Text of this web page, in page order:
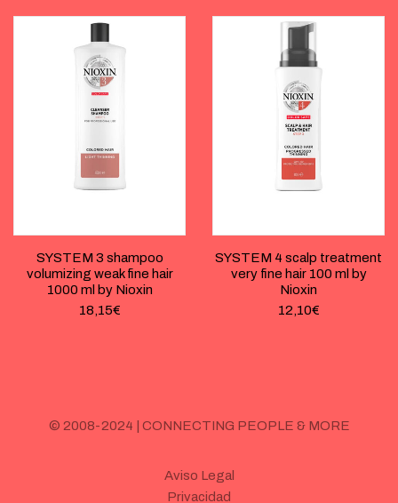
SYSTEM 3 shampoo
volumizing weak fine hair
1000 ml by Nioxin
18,15€
SYSTEM 4 scalp treatment
very fine hair 100 ml by
Nioxin
12,10€
© 2008-2024 | CONNECTING PEOPLE & MORE
Aviso Legal
Privacidad